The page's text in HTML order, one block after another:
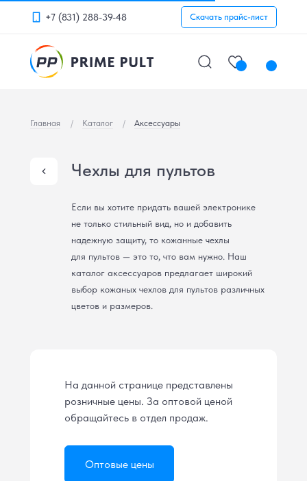
+7 (831) 288-39-48 Скачать прайс-лист
Чехлы для пультов
Главная Каталог
/ Аксессуары
/
Оптовые цены
На данной странице представлены
розничные цены. За оптовой ценой
обращайтесь в отдел продаж.
Если вы хотите придать вашей электронике
не только стильный вид, но и добавить
надежную защиту, то кожанные чехлы
для пультов — это то, что вам нужно. Наш
каталог аксессуаров предлагает широкий
выбор кожаных чехлов для пультов различных
цветов и размеров.